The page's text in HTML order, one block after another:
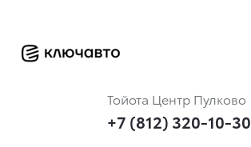
Тойота Центр Пулково
+7 (812) 320-10-30